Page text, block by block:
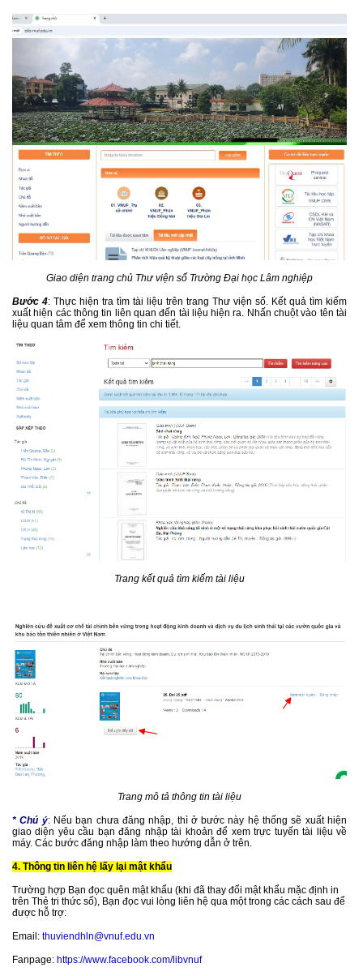
Giao diện trang chủ Thư viện số Trường Đại học Lâm nghiệp
Bước 4: Thực hiện tra tìm tài liệu trên trang Thư viện số. Kết quả tìm kiếm
xuất hiện các thông tin liên quan đến tài liệu hiện ra. Nhấn chuột vào tên tài
liệu quan tâm để xem thông tin chi tiết.
Trang kết quả tìm kiếm tài liệu
Trang mô tả thông tin tài liệu
* Chú ý: Nếu bạn chưa đăng nhập, thì ở bước này hệ thống sẽ xuất hiện
giao diện yêu cầu bạn đăng nhập tài khoản để xem trực tuyến tài liệu về
máy. Các bước đăng nhập làm theo hướng dẫn ở trên.
4. Thông tin liên hệ lấy lại mật khẩu
Trường hợp Bạn đọc quên mật khẩu (khi đã thay đổi mật khẩu mặc định in
trên Thẻ tri thức số), Bạn đọc vui lòng liên hệ qua một trong các cách sau để
được hỗ trợ:
Email: thuviendhln@vnuf.edu.vn
Fanpage: https://www.facebook.com/libvnuf